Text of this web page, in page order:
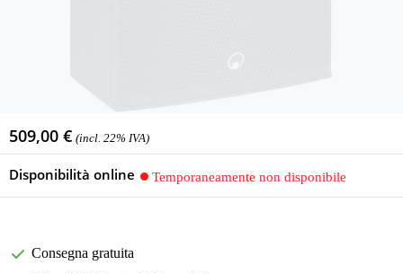
509,00 € (incl. 22% IVA)
Disponibilità online Temporaneamente non disponibile
Consegna gratuita